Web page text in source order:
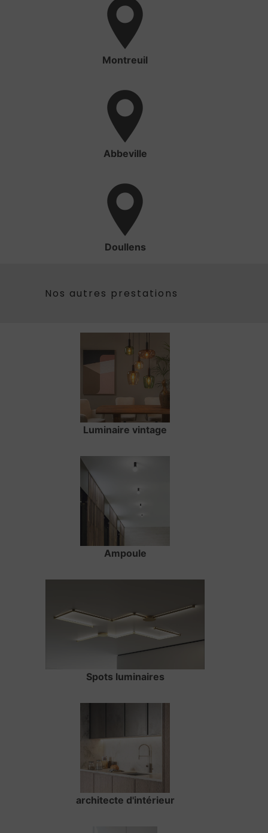
Montreuil
Abbeville
Doullens
Nos autres prestations
Luminaire vintage
Ampoule
Spots luminaires
architecte d'intérieur